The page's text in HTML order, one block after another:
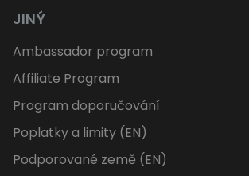
JINÝ
Ambassador program
Affiliate Program
Program doporučování
Poplatky a limity (EN)
Podporované země (EN)